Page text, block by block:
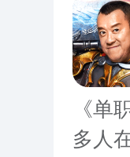
《
多人